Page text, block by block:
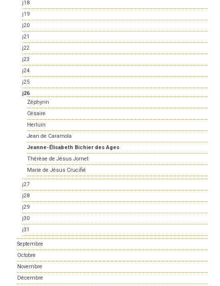
j18
j19
j20
j21
j22
j23
j24
j25
j26
Zéphyrin
Césaire
Herluin
Jean de Caramola
Jeanne-Élisabeth Bichier des Ages
Thérèse de Jésus Jornet
Marie de Jésus Crucifié
j27
j28
j29
j30
j31
Septembre
Octobre
Novembre
Décembre